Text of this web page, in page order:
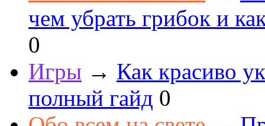
чем убрать грибок и
0
Игры → Как красиво
полный гайд 0